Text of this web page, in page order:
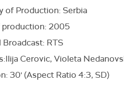
of Production: Serbia
production: 2005
Broadcast: RTS
Cerovic, Violeta
30' (Aspect Ratio 4:3, SD)